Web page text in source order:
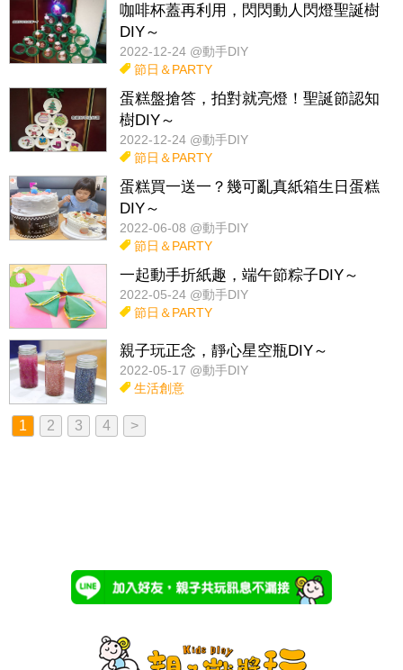
咖啡杯蓋再利用，閃閃動人閃燈聖誕樹
DIY～
2022-12-24 @動手DIY
節日＆PARTY
蛋糕盤搶答，拍對就亮燈！聖誕節認知
樹DIY～
2022-12-24 @動手DIY
節日＆PARTY
蛋糕買一送一？幾可亂真紙箱生日蛋糕
DIY～
2022-06-08 @動手DIY
節日＆PARTY
一起動手折紙趣，端午節粽子DIY～
2022-05-24 @動手DIY
節日＆PARTY
親子玩正念，靜心星空瓶DIY～
2022-05-17 @動手DIY
生活創意
1 2 3 4 >